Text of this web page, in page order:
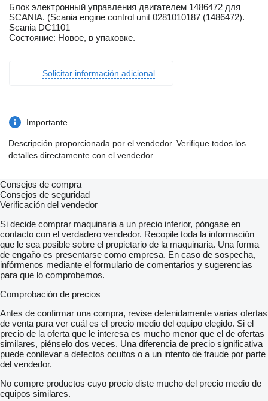
Блок электронный управления двигателем 1486472 для
SCANIA. (Scania engine control unit 0281010187 (1486472).
Scania DC1101
Состояние: Новое, в упаковке.
Solicitar información adicional
Importante
Descripción proporcionada por el vendedor. Verifique todos los
detalles directamente con el vendedor.
Consejos de compra
Consejos de seguridad
Verificación del vendedor
Si decide comprar maquinaria a un precio inferior, póngase en
contacto con el verdadero vendedor. Recopile toda la información
que le sea posible sobre el propietario de la maquinaria. Una forma
de engaño es presentarse como empresa. En caso de sospecha,
infórmenos mediante el formulario de comentarios y sugerencias
para que lo comprobemos.
Comprobación de precios
Antes de confirmar una compra, revise detenidamente varias ofertas
de venta para ver cuál es el precio medio del equipo elegido. Si el
precio de la oferta que le interesa es mucho menor que el de ofertas
similares, piénselo dos veces. Una diferencia de precio significativa
puede conllevar a defectos ocultos o a un intento de fraude por parte
del vendedor.
No compre productos cuyo precio diste mucho del precio medio de
equipos similares.